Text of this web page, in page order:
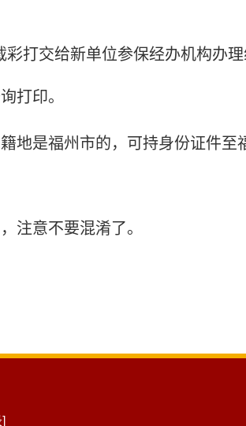
彩打交给新单位参保经办机构办
打印。
地是福州市的，可持身份证件至
注意不要混淆了。